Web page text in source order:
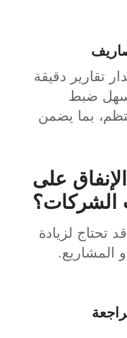
تقارير دقيقة
ضبط
بما يضمن
على
الشركات؟
تحتاج لزيادة
المشاريع.